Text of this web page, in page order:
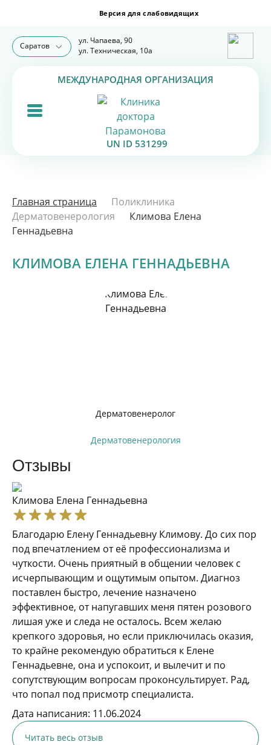
Саратов
ул. Чапаева, 90
ул. Техническая, 10а
МЕЖДУНАРОДНАЯ ОРГАНИЗАЦИЯ
UN ID 531299
Главная страница
Поликлиника
Дерматовенерология
Климова Елена
Геннадьевна
КЛИМОВА ЕЛЕНА ГЕННАДЬЕВНА
Дерматовенеролог
Дерматовенерология
Отзывы
Климова Елена Геннадьевна
Благодарю Елену Геннадьевну Климову. До сих пор
под впечатлением от её профессионализма и
чуткости. Очень приятный в общении человек с
исчерпывающим и ощутимым опытом. Диагноз
поставлен быстро, лечение назначено
эффективное, от напугавших меня пятен розового
лишая уже и следа не осталось. Всем желаю
крепкого здоровья, но если приключилась оказия,
то крайне рекомендую обратиться к Елене
Геннадьевне, она и успокоит, и вылечит и по
сопутствующим вопросам проконсультирует. Рад,
что попал под присмотр специалиста.
Дата написания: 11.06.2024
Читать весь отзыв